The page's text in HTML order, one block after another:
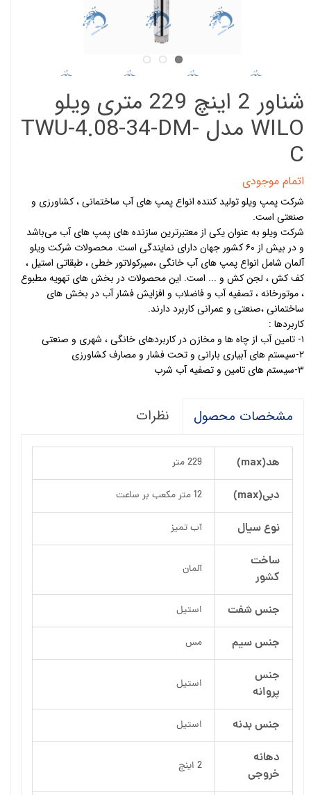
شناور 2 اینچ 229 متری ویلو
WILO مدل TWU-4.08-34-DM-
C
اتمام موجودی
شرکت پمپ ویلو تولید کننده انواع پمپ های آب ساختمانی ، کشاورزی و
صنعتی است.
شرکت ویلو به عنوان یکی از معتبرترین سازنده های پمپ های آب می‌باشد
و در بیش از ۶۰ کشور جهان دارای نمایندگی است. محصولات شرکت ویلو
آلمان شامل انواع پمپ های آب خانگی ،سیرکولاتور خطی ، طبقاتی استیل ،
کف کش ، لجن کش و ... است. این محصولات در بخش های تهویه مطبوع
، موتورخانه ، تصفیه آب و فاضلاب و افزایش فشار آب در بخش های
ساختمانی ،صنعتی و عمرانی کاربرد دارند.
کاربردها :
۱- تامین آب از چاه ها و مخازن در کاربردهای خانگی ، شهری و صنعتی
۲-سیستم های آبیاری بارانی و تحت فشار و مصارف کشاورزی
۳-سیستم های تامین و تصفیه آب شرب
مشخصات محصول نظرات
هد(max) 229 متر
دبی(max) 12 متر مکعب بر ساعت
نوع سیال آب تمیز
ساخت
کشور
آلمان
جنس شفت استیل
جنس سیم مس
جنس
پروانه
استیل
جنس بدنه استیل
دهانه
خروجی
2 اینچ